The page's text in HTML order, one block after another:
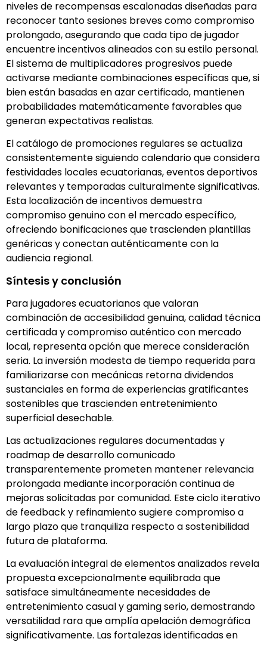
niveles de recompensas escalonadas diseñadas para
reconocer tanto sesiones breves como compromiso
prolongado, asegurando que cada tipo de jugador
encuentre incentivos alineados con su estilo personal.
El sistema de multiplicadores progresivos puede
activarse mediante combinaciones específicas que, si
bien están basadas en azar certificado, mantienen
probabilidades matemáticamente favorables que
generan expectativas realistas.
El catálogo de promociones regulares se actualiza
consistentemente siguiendo calendario que considera
festividades locales ecuatorianas, eventos deportivos
relevantes y temporadas culturalmente significativas.
Esta localización de incentivos demuestra
compromiso genuino con el mercado específico,
ofreciendo bonificaciones que trascienden plantillas
genéricas y conectan auténticamente con la
audiencia regional.
Síntesis y conclusión
Para jugadores ecuatorianos que valoran
combinación de accesibilidad genuina, calidad técnica
certificada y compromiso auténtico con mercado
local, representa opción que merece consideración
seria. La inversión modesta de tiempo requerida para
familiarizarse con mecánicas retorna dividendos
sustanciales en forma de experiencias gratificantes
sostenibles que trascienden entretenimiento
superficial desechable.
Las actualizaciones regulares documentadas y
roadmap de desarrollo comunicado
transparentemente prometen mantener relevancia
prolongada mediante incorporación continua de
mejoras solicitadas por comunidad. Este ciclo iterativo
de feedback y refinamiento sugiere compromiso a
largo plazo que tranquiliza respecto a sostenibilidad
futura de plataforma.
La evaluación integral de elementos analizados revela
propuesta excepcionalmente equilibrada que
satisface simultáneamente necesidades de
entretenimiento casual y gaming serio, demostrando
versatilidad rara que amplía apelación demográfica
significativamente. Las fortalezas identificadas en